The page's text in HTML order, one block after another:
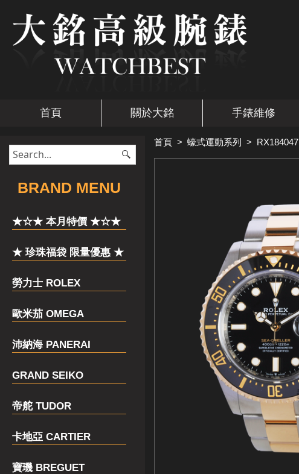
首頁 關於大銘 手錶維修
​BRAND MENU
★☆★ 本月特價 ★☆★
★ 珍珠福袋 限量優惠 ★
勞力士 ROLEX
歐米茄 OMEGA
沛納海 PANERAI
GRAND SEIKO
帝舵 TUDOR
卡地亞 CARTIER
寶璣 BREGUET
首頁 > 蠔式運動系列 > RX184047